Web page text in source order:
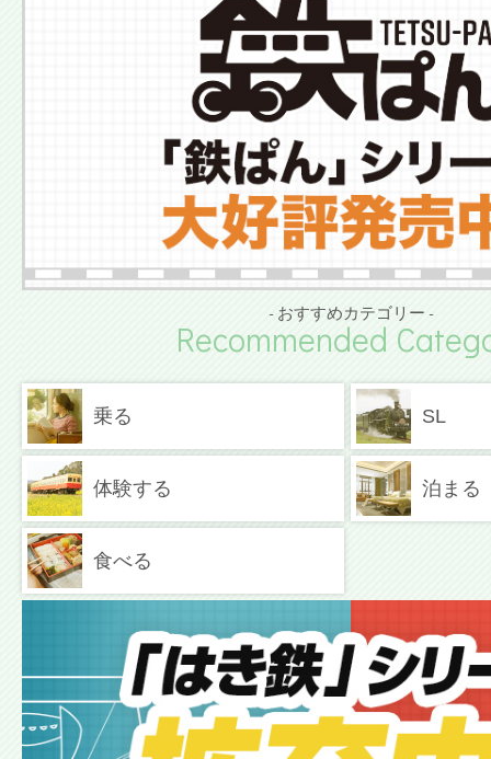
- おすすめカテゴリー -
Recommended
乗る SL
体験する 泊まる
食べる